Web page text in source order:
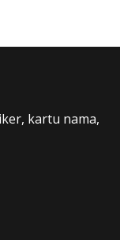
kartu nama,